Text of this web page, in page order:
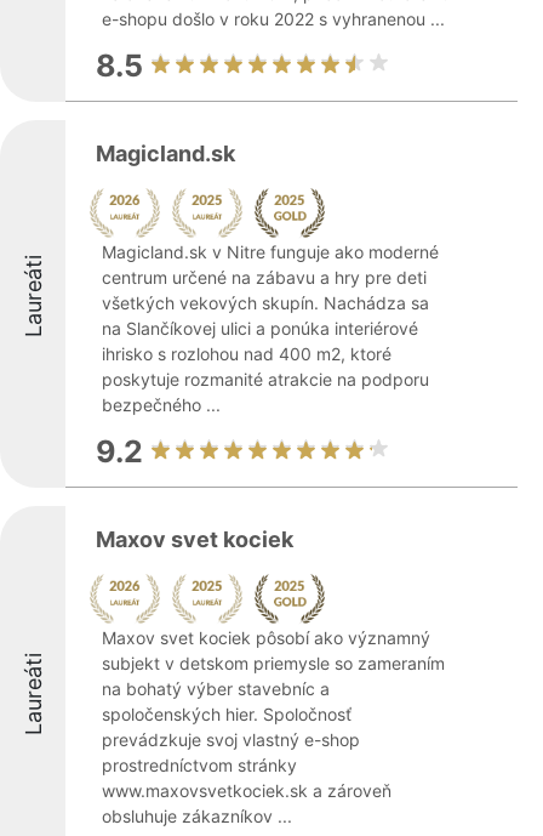
e-shopu došlo v roku 2022 s vyhranenou ...
8.5
Laureáti
Magicland.sk
Magicland.sk v Nitre funguje ako moderné
centrum určené na zábavu a hry pre deti
všetkých vekových skupín. Nachádza sa
na Slančíkovej ulici a ponúka interiérové
ihrisko s rozlohou nad 400 m2, ktoré
poskytuje rozmanité atrakcie na podporu
bezpečného ...
9.2
Laureáti
Maxov svet kociek
Maxov svet kociek pôsobí ako významný
subjekt v detskom priemysle so zameraním
na bohatý výber stavebníc a
spoločenských hier. Spoločnosť
prevádzkuje svoj vlastný e-shop
prostredníctvom stránky
www.maxovsvetkociek.sk a zároveň
obsluhuje zákazníkov ...